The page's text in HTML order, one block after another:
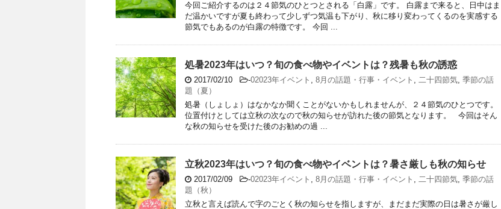
今回ご紹介するのは２４節気のひとつとされる「白露」です。 白露まで来ると、日中はま
だ温かいですが夏も終わって少しずつ気温も下がり、秋に移り変わってくるのを実感する
節気でもあるのが白露の特徴です。 今回 ...
処暑2023年はいつ？旬の食べ物やイベントは？残暑も秋の誘惑
2017/02/10 -02023年イベント , 8月の話題・行事・イベント , 二十四節気, 季節の話
題（夏）
処暑（しょしょ）はなかなか聞くことがないかもしれませんが、２４節気のひとつです。
位置付けとしては立秋の次なので秋の知らせが訪れた後の節気となります。 今回はそん
な秋の知らせを受けた後のお勧めの過 ...
立秋2023年はいつ？旬の食べ物やイベントは？暑さ厳しも秋の知らせ
2017/02/09 -02023年イベント , 8月の話題・行事・イベント , 二十四節気, 季節の話
題（秋）
立秋と言えば読んで字のごとく秋の知らせを指しますが、まだまだ実際の日は暑さが厳し